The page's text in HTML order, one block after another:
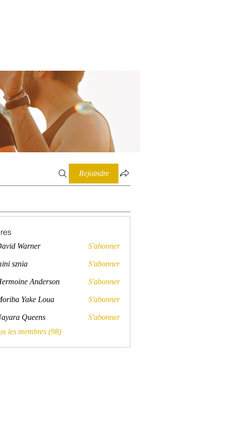
Rejoindre
Warner
Warner S'abonner
sznia S'abonner
Anderson
Anderson S'abonner
Yake Loua S'abonner
Queens
Queens
S'abonner
les membres (98)